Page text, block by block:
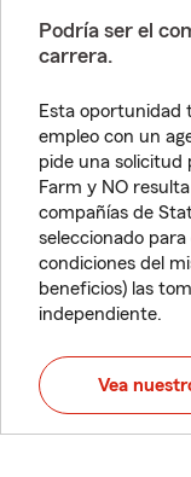
Podría ser el
carrera.
Esta oportunidad
empleo con un
pide una solicitud
Farm y NO
compañías de
seleccionado
condiciones del
beneficios) las
independiente.
Vea